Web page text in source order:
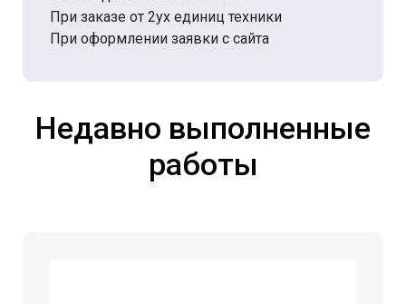
При заказе от 2ух единиц техники
При оформлении заявки с сайта
Недавно выполненные
работы